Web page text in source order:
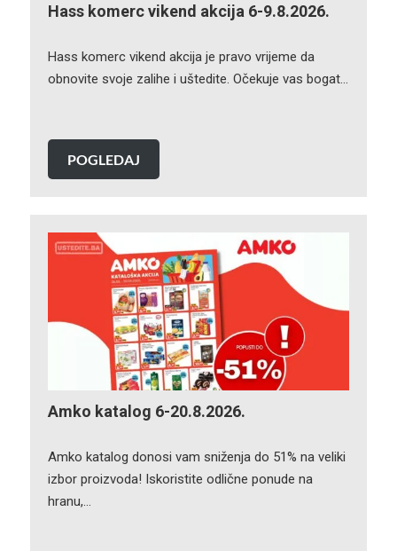
Hass komerc vikend akcija 6-9.8.2026.
Hass komerc vikend akcija je pravo vrijeme da
obnovite svoje zalihe i uštedite. Očekuje vas bogat…
POGLEDAJ
Amko katalog 6-20.8.2026.
Amko katalog donosi vam sniženja do 51% na veliki
izbor proizvoda! Iskoristite odlične ponude na
hranu,…